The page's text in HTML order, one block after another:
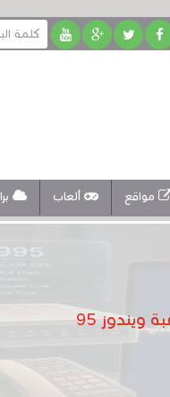
مواقع ألعاب